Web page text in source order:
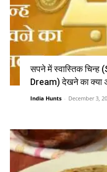
सपने में स्वास्तिक
Dream) देखने का क्या
India Hunts - December 3,